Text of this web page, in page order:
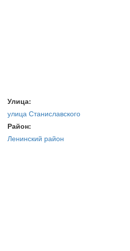
Улица:
улица Станиславского
Район:
Ленинский район